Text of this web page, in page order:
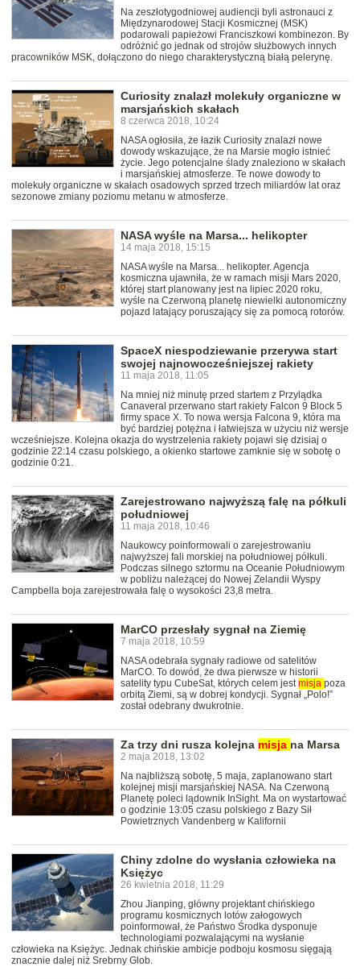
Na zeszłotygodniowej audiencji byli astronauci z
Międzynarodowej Stacji Kosmicznej (MSK)
podarowali papieżowi Franciszkowi kombinezon. By
odróżnić go jednak od strojów służbowych innych
pracowników MSK, dołączono do niego charakterystyczną białą pelerynę.
Curiosity znalazł molekuły organiczne w
marsjańskich skałach
8 czerwca 2018, 10:24
NASA ogłosiła, że łazik Curiosity znalazł nowe
dowody wskazujące, że na Marsie mogło istnieć
życie. Jego potencjalne ślady znaleziono w skałach
i marsjańskiej atmosferze. Te nowe dowody to
molekuły organiczne w skałach osadowych sprzed trzech miliardów lat oraz
sezonowe zmiany poziomu metanu w atmosferze.
NASA wyśle na Marsa... helikopter
14 maja 2018, 15:15
NASA wyśle na Marsa... helikopter. Agencja
kosmiczna ujawniła, że w ramach misji Mars 2020,
której start planowany jest na lipiec 2020 roku,
wyśle na Czerwoną planetę niewielki autonomiczny
pojazd latający poruszający się za pomocą rotorów.
SpaceX niespodziewanie przerywa start
swojej najnowocześniejszej rakiety
11 maja 2018, 11:05
Na mniej niż minutę przed startem z Przylądka
Canaveral przerwano start rakiety Falcon 9 Block 5
firmy space X. To nowa wersja Falcona 9, która ma
być bardziej potężna i łatwiejsza w użyciu niż wersje
wcześniejsze. Kolejna okazja do wystrzelenia rakiety pojawi się dzisiaj o
godzinie 22:14 czasu polskiego, a okienko startowe zamknie się w sobotę o
godzinie 0:21.
Zarejestrowano najwyższą falę na półkuli
południowej
11 maja 2018, 10:46
Naukowcy poinformowali o zarejestrowaniu
najwyższej fali morskiej na południowej półkuli.
Podczas silnego sztormu na Oceanie Południowym
w pobliżu należącej do Nowej Zelandii Wyspy
Campbella boja zarejestrowała falę o wysokości 23,8 metra.
MarCO przesłały sygnał na Ziemię
7 maja 2018, 10:59
NASA odebrała sygnały radiowe od satelitów
MarCO. To dowód, że dwa pierwsze w historii
satelity typu CubeSat, których celem jestmisja poza
orbitą Ziemi, są w dobrej kondycji. Sygnał „Polo!”
został odebrany dwukrotnie.
Za trzy dni rusza kolejna misja na Marsa
2 maja 2018, 13:02
Na najbliższą sobotę, 5 maja, zaplanowano start
kolejnej misji marsjańskiej NASA. Na Czerwoną
Planetę poleci lądownik InSight. Ma on wystartować
o godzinie 13:05 czasu polskiego z Bazy Sił
Powietrznych Vandenberg w Kalifornii
Chiny zdolne do wysłania człowieka na
Księżyc
26 kwietnia 2018, 11:29
Zhou Jianping, główny projektant chińskiego
programu kosmicznych lotów załogowych
poinformował, że Państwo Środka dysponuje
technologiami pozwalającymi na wysłanie
człowieka na Księżyc. Jednak chińskie ambicje podboju kosmosu sięgają
znacznie dalej niż Srebrny Glob.